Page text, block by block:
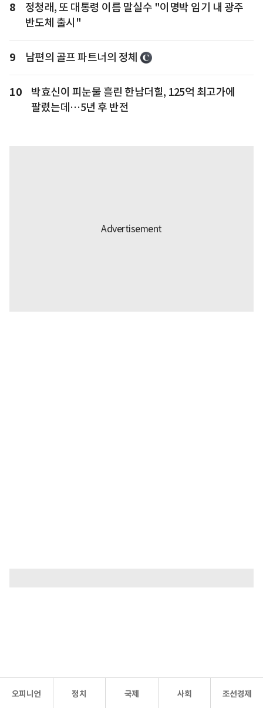
8
정청래, 또 대통령 이름 말실수 "이명박 임기 내 광주
반도체 출시"
9 남편의 골프 파트너의 정체
10
박효신이 피눈물 흘린 한남더힐, 125억 최고가에
팔렸는데…5년 후 반전
오피니언 정치 국제 사회 조선경제